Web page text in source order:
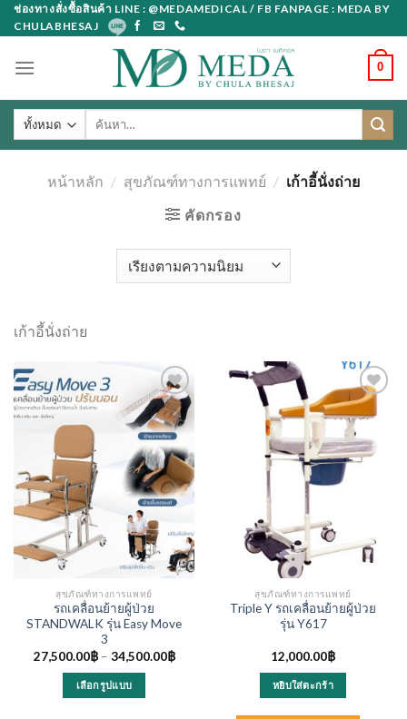
Skip
to
ช่องทางสั่งซื้อสินค้า LINE : @MEDAMEDICAL / FB FANPAGE : MEDA BY
CHULABHESAJ
0
ค้นหา:
หน้าหลัก / สุขภัณฑ์ทางการแพทย์ / เก้าอี้นั่งถ่าย
คัดกรอง
เก้าอี้นั่งถ่าย
สุขภัณฑ์ทางการแพทย์
รถเคลื่อนย้ายผู้ป่วย
STANDWALK รุ่น Easy Move
3
27,500.00฿– 34,500.00฿
เลือกรูปแบบ
สุขภัณฑ์ทางการแพทย์
Triple Y รถเคลื่อนย้ายผู้ป่วย
รุ่น Y617
12,000.00฿
หยิบใส่ตะกร้า